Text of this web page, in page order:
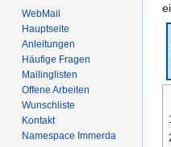
WebMail
Hauptseite
Anleitungen
Häufige Fragen
Mailinglisten
Offene Arbeiten
Wunschliste
Kontakt
Namespace Immerda